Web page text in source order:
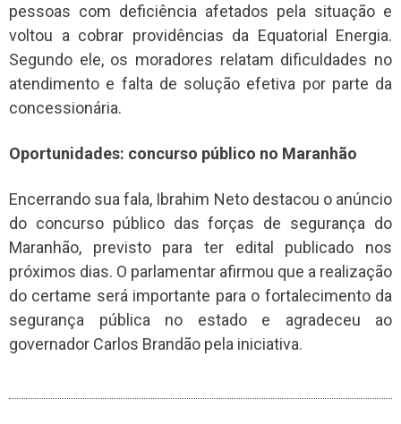
pessoas com deficiência afetados pela situação e
voltou a cobrar providências da Equatorial Energia.
Segundo ele, os moradores relatam dificuldades no
atendimento e falta de solução efetiva por parte da
concessionária.
Oportunidades: concurso público no Maranhão
Encerrando sua fala, Ibrahim Neto destacou o anúncio
do concurso público das forças de segurança do
Maranhão, previsto para ter edital publicado nos
próximos dias. O parlamentar afirmou que a realização
do certame será importante para o fortalecimento da
segurança pública no estado e agradeceu ao
governador Carlos Brandão pela iniciativa.